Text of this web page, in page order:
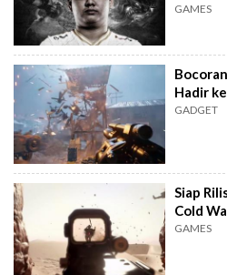
GAMES
Hadir
GADGET
Siap
Cold
GAMES